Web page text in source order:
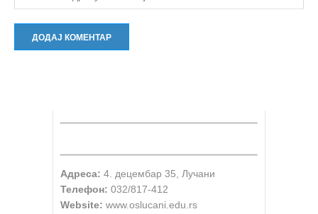
Адреса: 4. децембар 35, Лучани
Телефон: 032/817-412
Website: www.oslucani.edu.rs